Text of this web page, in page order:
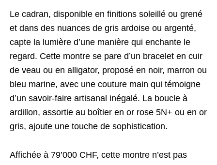
Le cadran, disponible en finitions soleillé ou grené
et dans des nuances de gris ardoise ou argenté,
capte la lumière d’une manière qui enchante le
regard. Cette montre se pare d’un bracelet en cuir
de veau ou en alligator, proposé en noir, marron ou
bleu marine, avec une couture main qui témoigne
d’un savoir-faire artisanal inégalé. La boucle à
ardillon, assortie au boîtier en or rose 5N+ ou en or
gris, ajoute une touche de sophistication.
Affichée à 79’000 CHF, cette montre n’est pas